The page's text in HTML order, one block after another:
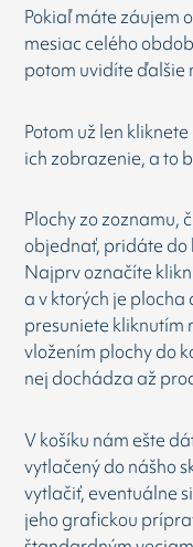
Pokiaľ máte záujem
mesiac celého
potom uvidíte ďalšie
Potom už len
ich zobrazenie, a to
Plochy zo zoznamu,
objednať, pridáte do
Najprv označíte
a v ktorých je
presuniete kliknutím
vložením plochy do
nej dochádza až
V košíku nám ešte
vytlačený do nášho
vytlačiť, eventuálne
jeho grafickou